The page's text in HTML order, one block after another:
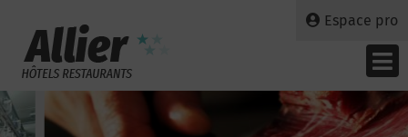
Espace pro